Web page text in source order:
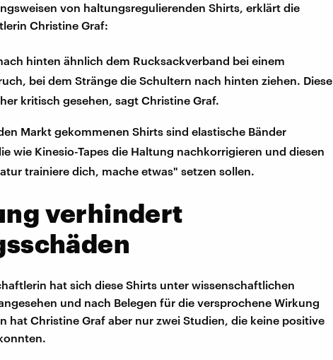
von haltungsregulierenden Shirts, erklärt die
Christine Graf:
hinten ähnlich dem Rucksackverband bei einem
bei dem Stränge die Schultern nach hinten ziehen. Diese
kritisch gesehen, sagt Christine Graf.
Markt gekommenen Shirts sind elastische Bänder
wie Kinesio-Tapes die Haltung nachkorrigieren und diesen
trainiere dich, mache etwas" setzen sollen.
verhindert
hat sich diese Shirts unter wissenschaftlichen
und nach Belegen für die versprochene Wirkung
hat Christine Graf aber nur zwei Studien, die keine positive